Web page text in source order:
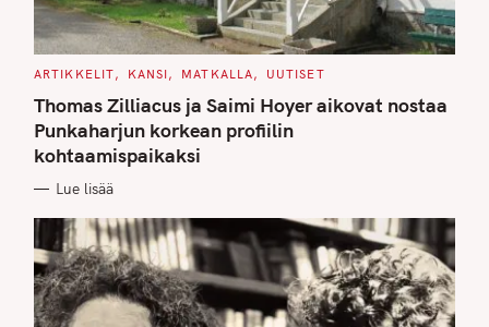
C
T
E
G
O
R
I
S
ARTIKKELIT KANSI MATKALLA UUTISET
Thomas Zilliacus ja Saimi Hoyer aikovat nostaa
Punkaharjun korkean profiilin
kohtaamispaikaksi
Lue lisää